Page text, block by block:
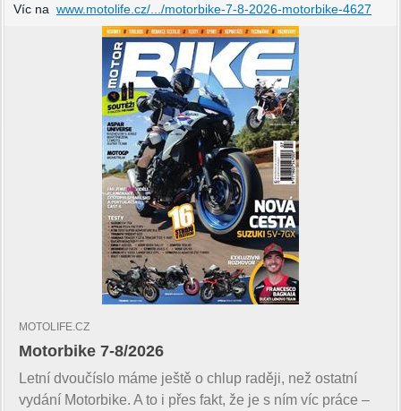
Víc na www.motolife.cz/.../motorbike-7-8-2026-motorbike-4627
MOTOLIFE.CZ
Motorbike 7-8/2026
Letní dvoučíslo máme ještě o chlup raději, než ostatní
vydání Motorbike. A to i přes fakt, že je s ním víc práce –